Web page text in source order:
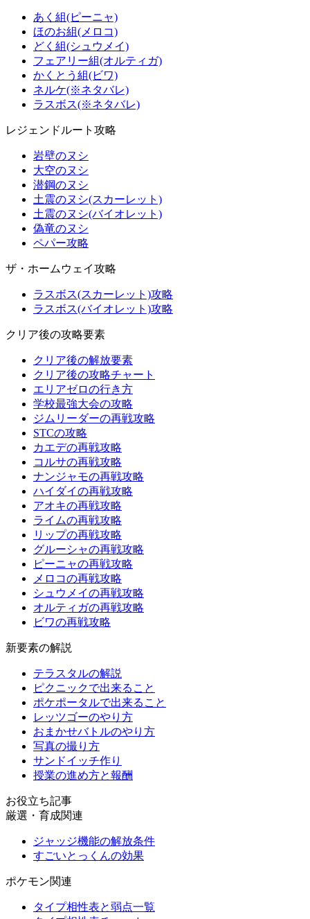
あく組(ピーニャ)
ほのお組(メロコ)
どく組(シュウメイ)
フェアリー組(オルティガ)
かくとう組(ビワ)
ネルケ(※ネタバレ)
ラスボス(※ネタバレ)
レジェンドルート攻略
岩壁のヌシ
大空のヌシ
潜鋼のヌシ
土震のヌシ(スカーレット)
土震のヌシ(バイオレット)
偽竜のヌシ
ペパー攻略
ザ・ホームウェイ攻略
ラスボス(スカーレット)攻略
ラスボス(バイオレット)攻略
クリア後の攻略要素
クリア後の解放要素
クリア後の攻略チャート
エリアゼロの行き方
学校最強大会の攻略
ジムリーダーの再戦攻略
STCの攻略
カエデの再戦攻略
コルサの再戦攻略
ナンジャモの再戦攻略
ハイダイの再戦攻略
アオキの再戦攻略
ライムの再戦攻略
リップの再戦攻略
グルーシャの再戦攻略
ピーニャの再戦攻略
メロコの再戦攻略
シュウメイの再戦攻略
オルティガの再戦攻略
ビワの再戦攻略
新要素の解説
テラスタルの解説
ピクニックで出来ること
ポケポータルで出来ること
レッツゴーのやり方
おまかせバトルのやり方
写真の撮り方
サンドイッチ作り
授業の進め方と報酬
お役立ち記事
厳選・育成関連
ジャッジ機能の解放条件
すごいとっくんの効果
ポケモン関連
タイプ相性表と弱点一覧